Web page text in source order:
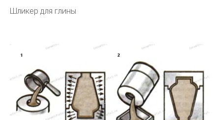
Шликер для глины